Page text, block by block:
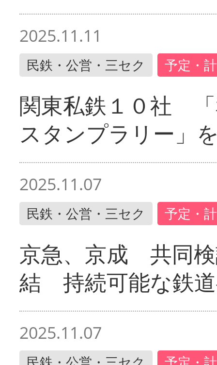
2025.11.11
民鉄・公営・三セク 予定・
関東私鉄１０社
スタンプラリー」
2025.11.07
民鉄・公営・三セク 予定・
京急、京成 共同
結 持続可能な鉄
2025.11.07